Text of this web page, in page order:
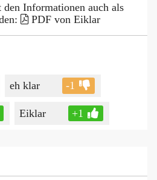
Informationen auch als
PDF von Eiklar
eh klar -1
Eiklar +1